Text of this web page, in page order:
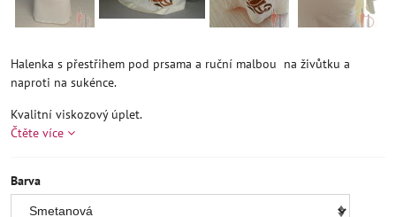
Halenka s přestřihem pod prsama a ruční malbou na živůtku a
naproti na sukénce.
Kvalitní viskozový úplet.
Čtěte více
Barva